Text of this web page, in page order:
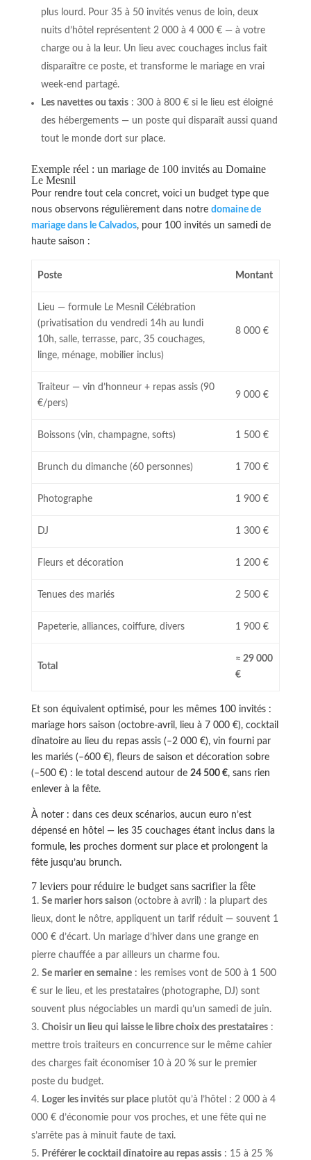
plus lourd. Pour 35 à 50 invités venus de loin, deux
nuits d’hôtel représentent 2 000 à 4 000 € — à votre
charge ou à la leur. Un lieu avec couchages inclus fait
disparaître ce poste, et transforme le mariage en vrai
week-end partagé.
Les navettes ou taxis: 300 à 800 € si le lieu est éloigné
des hébergements — un poste qui disparaît aussi quand
tout le monde dort sur place.
Exemple réel : un mariage de 100 invités au Domaine
Le Mesnil
Pour rendre tout cela concret, voici un budget type que
nous observons régulièrement dans notre domaine de
mariage dans le Calvados, pour 100 invités un samedi de
haute saison :
Poste Montant
Lieu — formule Le Mesnil Célébration
(privatisation du vendredi 14h au lundi
10h, salle, terrasse, parc, 35 couchages,
linge, ménage, mobilier inclus)
8 000 €
Traiteur — vin d’honneur + repas assis (90
€/pers)
9 000 €
Boissons (vin, champagne, softs) 1 500 €
Brunch du dimanche (60 personnes) 1 700 €
Photographe 1 900 €
DJ 1 300 €
Fleurs et décoration 1 200 €
Tenues des mariés 2 500 €
Papeterie, alliances, coiffure, divers 1 900 €
Total
≈ 29 000
€
Et son équivalent optimisé, pour les mêmes 100 invités :
mariage hors saison (octobre-avril, lieu à 7 000 €), cocktail
dînatoire au lieu du repas assis (–2 000 €), vin fourni par
les mariés (–600 €), fleurs de saison et décoration sobre
(–500 €) : le total descend autour de 24 500 €, sans rien
enlever à la fête.
À noter : dans ces deux scénarios, aucun euro n’est
dépensé en hôtel — les 35 couchages étant inclus dans la
formule, les proches dorment sur place et prolongent la
fête jusqu’au brunch.
7 leviers pour réduire le budget sans sacrifier la fête
Se marier hors saison (octobre à avril) : la plupart des
lieux, dont le nôtre, appliquent un tarif réduit — souvent 1
000 € d’écart. Un mariage d’hiver dans une grange en
pierre chauffée a par ailleurs un charme fou.
Se marier en semaine: les remises vont de 500 à 1 500
€ sur le lieu, et les prestataires (photographe, DJ) sont
souvent plus négociables un mardi qu’un samedi de juin.
Choisir un lieu qui laisse le libre choix des prestataires:
mettre trois traiteurs en concurrence sur le même cahier
des charges fait économiser 10 à 20 % sur le premier
poste du budget.
Loger les invités sur placeplutôt qu’à l’hôtel : 2 000 à 4
000 € d’économie pour vos proches, et une fête qui ne
s’arrête pas à minuit faute de taxi.
Préférer le cocktail dînatoire au repas assis: 15 à 25 %